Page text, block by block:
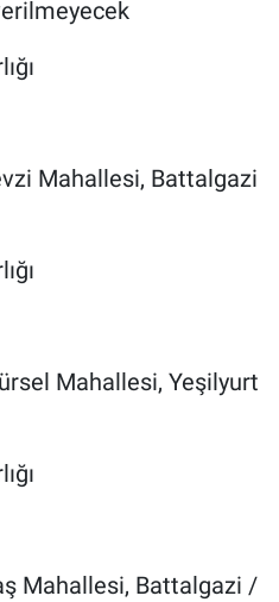
Mahallesi, Battalgazi
Mahallesi, Yeşilyurt
Mahallesi, Battalgazi /